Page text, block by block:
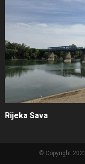
Rijeka Sava
© Copyright